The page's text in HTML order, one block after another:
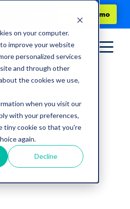
on your computer.
improve your website
personalized services
and through other
the cookies we use,
when you visit our
with your preferences,
tiny cookie so that you're
again.
Decline
Solicita demo
para la
del